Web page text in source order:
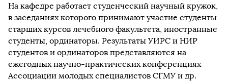
На кафедре работает студенческий научный кружок,
в заседаниях которого принимают участие студенты
старших курсов лечебного факультета, иностранные
студенты, ординаторы. Результаты УИРС и НИР
студентов и ординаторов представляются на
ежегодных научно-практических конференциях
Ассоциации молодых специалистов СГМУ и др.